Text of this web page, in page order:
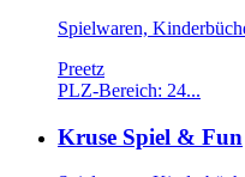
Spielwaren,
Preetz
PLZ-Bereich: 24...
Kruse Spiel & Fun